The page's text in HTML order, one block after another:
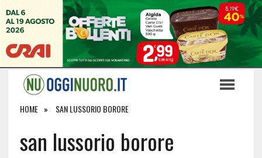
HOME SAN LUSSORIO BORORE
san lussorio borore